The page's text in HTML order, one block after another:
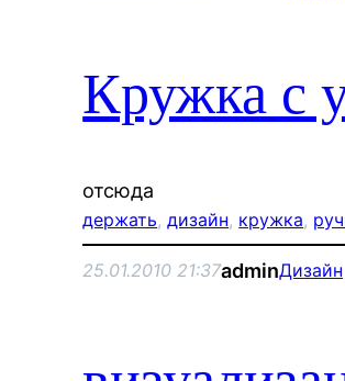
Кружка с
отсюда
держать, дизайн, кружка,
25.01.2010 21:37adminДизайн